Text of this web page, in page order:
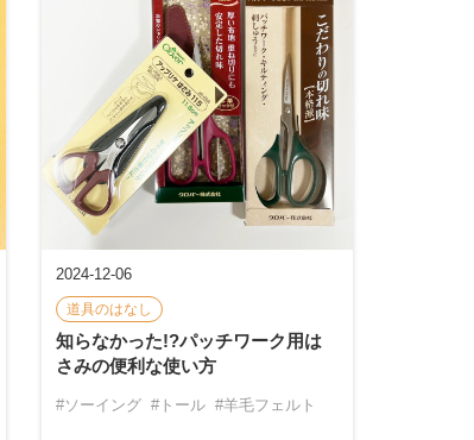
2024-12-06
道具のはなし
知らなかった!?パッチワーク用は
さみの便利な使い方
#ソーイング #トール #羊毛フェルト